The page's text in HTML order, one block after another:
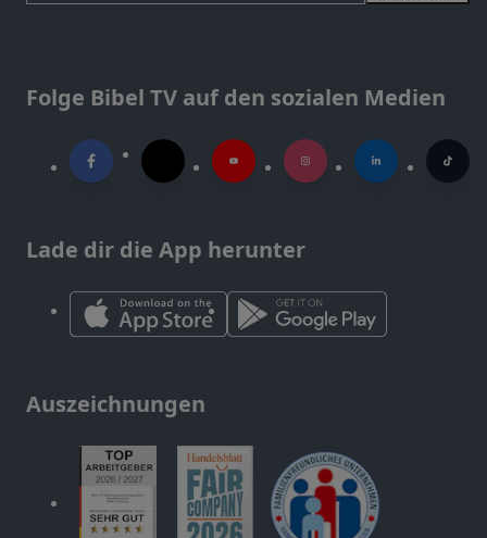
Folge Bibel TV auf den sozialen Medien
Lade dir die App herunter
Auszeichnungen